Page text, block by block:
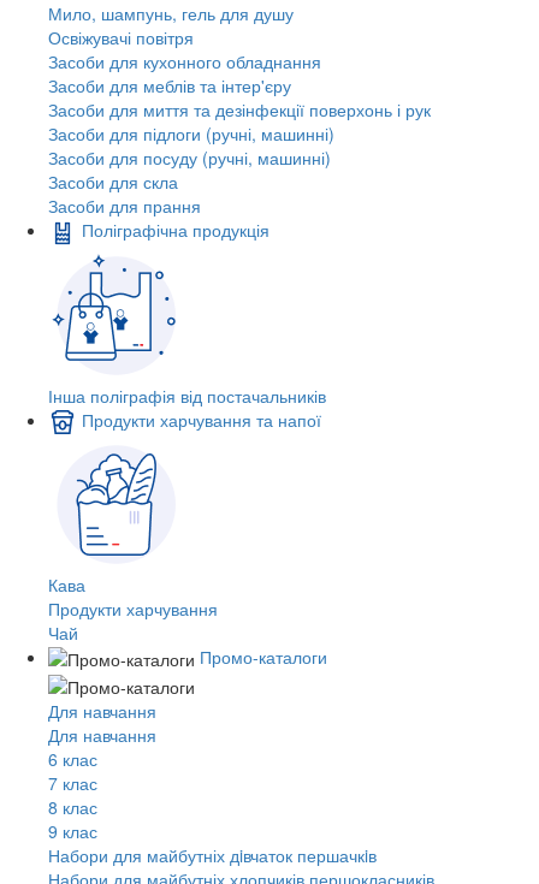
Мило, шампунь, гель для душу
Освіжувачі повітря
Засоби для кухонного обладнання
Засоби для меблів та інтер'єру
Засоби для миття та дезінфекції поверхонь і рук
Засоби для підлоги (ручні, машинні)
Засоби для посуду (ручні, машинні)
Засоби для скла
Засоби для прання
Поліграфічна продукція
Інша поліграфія від постачальників
Продукти харчування та напої
Кава
Продукти харчування
Чай
Промо-каталоги
Для навчання
Для навчання
6 клас
7 клас
8 клас
9 клас
Набори для майбутніх дiвчаток першачкiв
Набори для майбутніх хлопчиків першокласників